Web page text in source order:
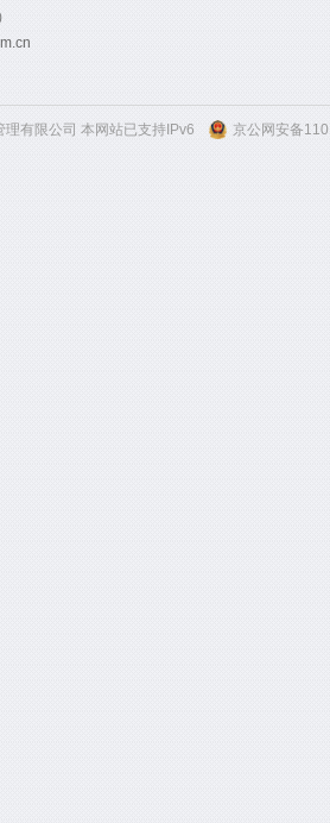
有限公司 本网站已支持IPv6 京公网安备